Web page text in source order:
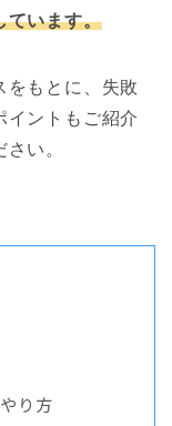
ています。
をもとに、失敗
イントもご紹介
い。
り方